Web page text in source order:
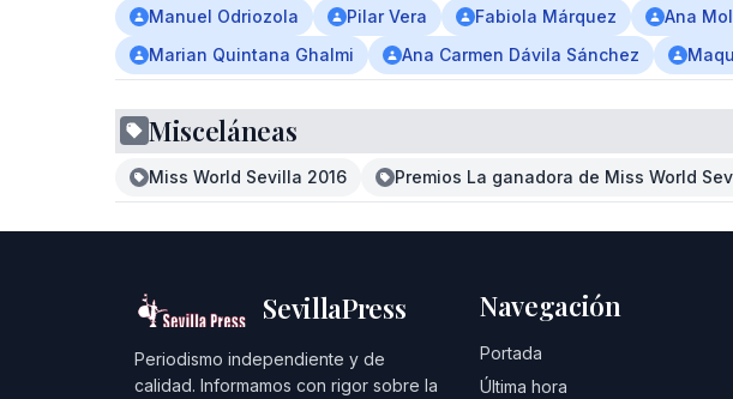
Manuel Odriozola
Pilar Vera Fabiola Márquez Ana
Marian Quintana Ghalmi
Ana Carmen Dávila Sánchez
Misceláneas
Miss World Sevilla 2016 Premios La ganadora de Miss World
SevillaPress
Periodismo independiente y de
calidad. Informamos con rigor sobre la
Navegación
Portada
Última hora